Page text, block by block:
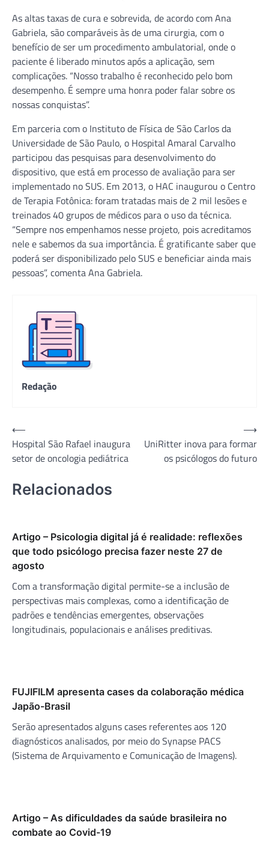
Em parceria com o Instituto de Física de São Carlos da
Universidade de São Paulo, o Hospital Amaral Carvalho
participou das pesquisas para desenvolvimento do
dispositivo, que está em processo de avaliação para ser
implementado no SUS. Em 2013, o HAC inaugurou o Centro
de Terapia Fotônica: foram tratadas mais de 2 mil lesões e
treinados 40 grupos de médicos para o uso da técnica.
“Sempre nos empenhamos nesse projeto, pois acreditamos
nele e sabemos da sua importância. É gratificante saber que
poderá ser disponibilizado pelo SUS e beneficiar ainda mais
pessoas”, comenta Ana Gabriela.
Redação
Navegação
Post
Hospital São Rafael inaugura
setor de oncologia pediátrica
Relacionados
que todo psicólogo precisa fazer neste 27 de
agosto
perspectivas mais complexas, como a identificação de
padrões e tendências emergentes, observações
Japão-Brasil
Serão apresentados alguns cases referentes aos 120
diagnósticos analisados, por meio do Synapse PACS
(Sistema de Arquivamento e Comunicação de Imagens).
Artigo – As dificuldades da saúde brasileira no
A grande verdade é que a saúde é lenta em aceitar
inovações. Inovar em saúde sempre é perigoso.
O seu endereço de e-mail não será publicado.Campos
obrigatórios são marcados com